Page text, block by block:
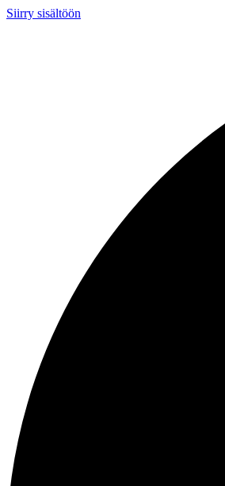
Siirry sisältöön